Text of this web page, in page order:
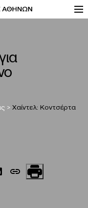
> Χαίντελ: Κοντσέρτα